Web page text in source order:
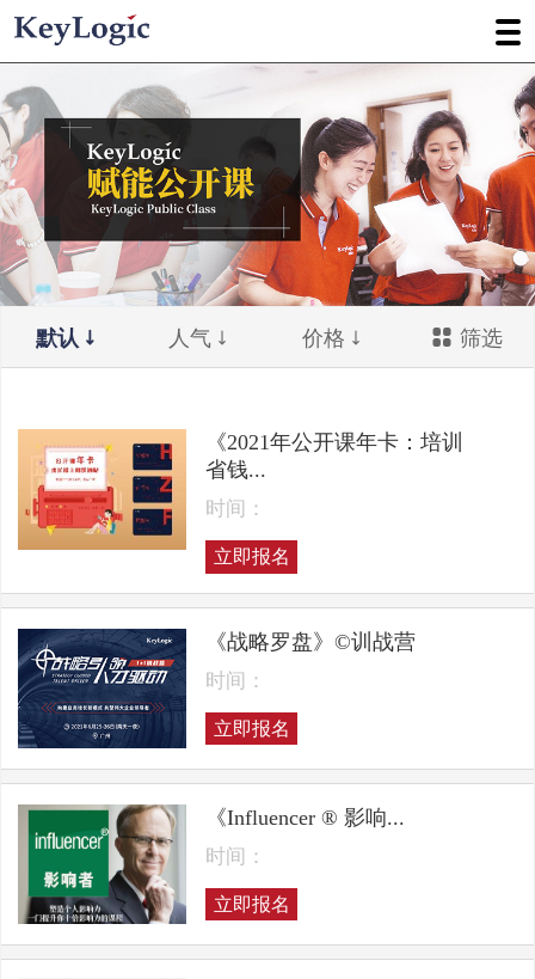
默认 人气 价格 筛选
《2021年公开课年卡：培训
省钱...
时间：
立即报名
《战略罗盘》©训战营
时间：
立即报名
《Influencer ® 影响...
时间：
立即报名